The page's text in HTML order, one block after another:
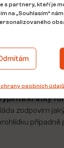
s partnery, kteří je
na „Souhlasím“
osobních údajů
krátký
zodpovím
případně